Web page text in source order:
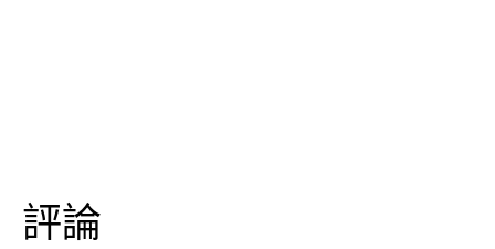
評論